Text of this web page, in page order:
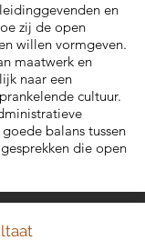
en
zij de open
willen vormgeven.
maatwerk en
naar een
cultuur.
balans tussen
die open